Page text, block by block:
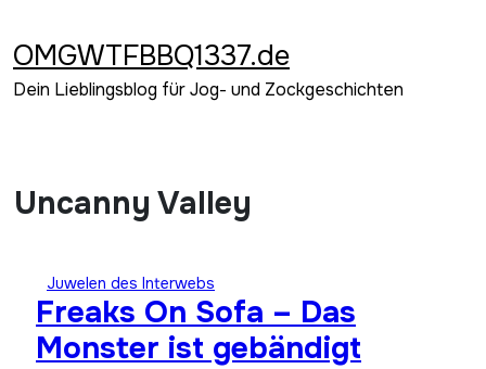
springen
OMGWTFBBQ1337.de
Dein Lieblingsblog für Jog- und Zockgeschichten
Uncanny Valley
Juwelen des Interwebs
Freaks On Sofa – Das
Monster ist gebändigt